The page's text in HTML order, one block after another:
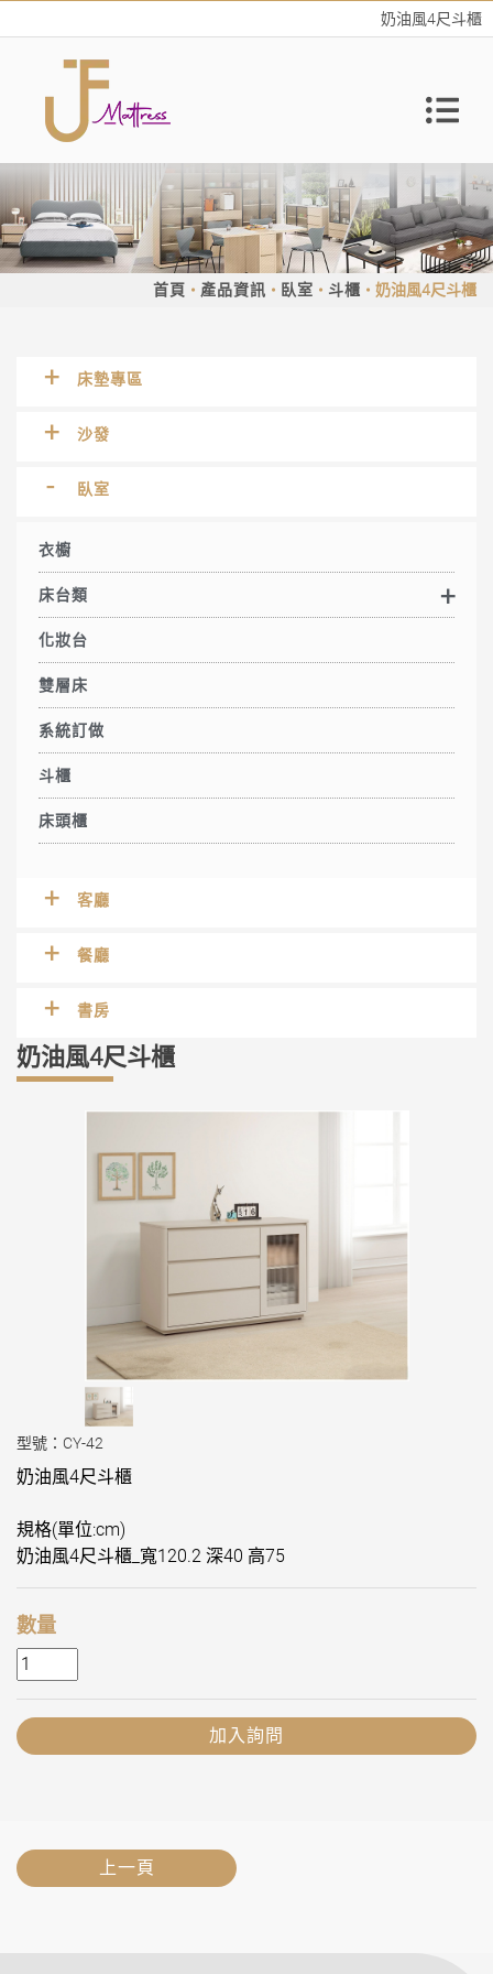
奶油風4尺斗櫃
首頁 產品資訊 臥室 斗櫃 奶油風4尺斗櫃
床墊專區
沙發
臥室
衣櫥
床台類
化妝台
雙層床
系統訂做
斗櫃
床頭櫃
客廳
餐廳
書房
奶油風4尺斗櫃
型號：CY-42
奶油風4尺斗櫃
規格(單位:cm)
奶油風4尺斗櫃_寬120.2 深40 高75
數量
加入詢問
上一頁